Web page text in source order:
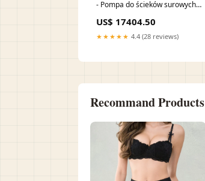
- Pompa do ścieków surowych o
Lifting version:MSV-80-182L
US$ 17404.50
★★★★★ 4.4 (28 reviews)
Recommand Products